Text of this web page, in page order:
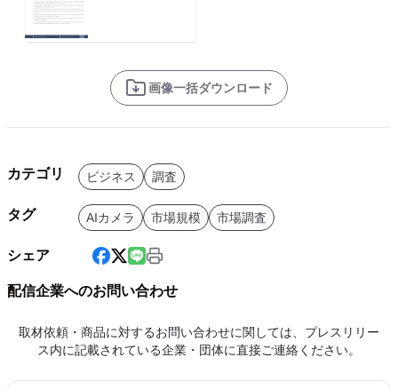
画像一括ダウンロード
カテゴリ ビジネス 調査
タグ AIカメラ 市場規模 市場調査
シェア
配信企業へのお問い合わせ
取材依頼・商品に対するお問い合わせに関しては、プレスリリー
ス内に記載されている企業・団体に直接ご連絡ください。